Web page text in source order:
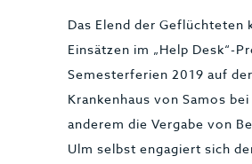
Das Elend der
Einsätzen im „Help Desk“-
Semesterferien 2019 auf
Krankenhaus von Samos
anderem die Vergabe von
Ulm selbst engagiert sich